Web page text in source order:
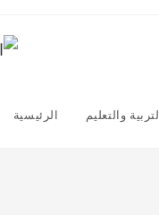
الرئيسية والتعليم